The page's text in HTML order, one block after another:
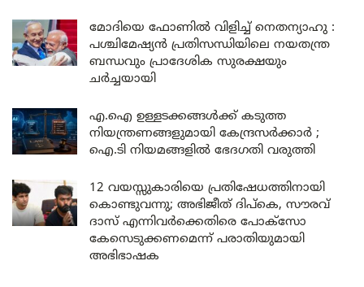
മോദിയെ ഫോണിൽ വിളിച്ച് നെതന്യാഹു :
പശ്ചിമേഷ്യൻ പ്രതിസന്ധിയിലെ നയതന്ത്ര
ബന്ധവും പ്രാദേശിക സുരക്ഷയും
ചർച്ചയായി
എ.ഐ ഉള്ളടക്കങ്ങൾക്ക് കടുത്ത
നിയന്ത്രണങ്ങളുമായി കേന്ദ്രസർക്കാർ ;
ഐ.ടി നിയമങ്ങളിൽ ഭേദഗതി വരുത്തി
12 വയസ്സുകാരിയെ പ്രതിഷേധത്തിനായി
കൊണ്ടുവന്നു; അഭിജീത് ദിപ്കെ, സൗരവ്
ദാസ് എന്നിവർക്കെതിരെ പോക്സോ
കേസെടുക്കണമെന്ന് പരാതിയുമായി
അഭിഭാഷക